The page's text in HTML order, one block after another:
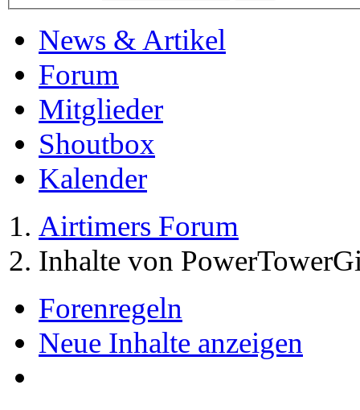
News & Artikel
Forum
Mitglieder
Shoutbox
Kalender
Airtimers Forum
Inhalte von
Forenregeln
Neue Inhalte anzeigen